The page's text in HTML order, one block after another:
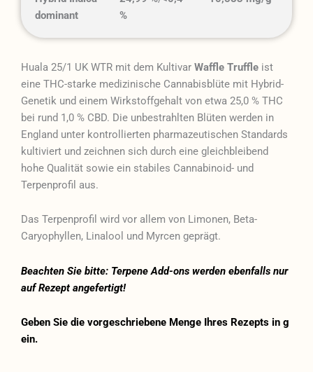
dominant
%
Huala 25/1 UK WTR mit dem Kultivar Waffle Truffle ist
eine THC-starke medizinische Cannabisblüte mit Hybrid-
Genetik und einem Wirkstoffgehalt von etwa 25,0 % THC
bei rund 1,0 % CBD. Die unbestrahlten Blüten werden in
England unter kontrollierten pharmazeutischen Standards
kultiviert und zeichnen sich durch eine gleichbleibend
hohe Qualität sowie ein stabiles Cannabinoid- und
Terpenprofil aus.
Das Terpenprofil wird vor allem von Limonen, Beta-
Caryophyllen, Linalool und Myrcen geprägt.
Beachten Sie bitte: Terpene Add-ons werden ebenfalls nur
auf Rezept angefertigt!
Geben Sie die vorgeschriebene Menge Ihres Rezepts in g
ein.